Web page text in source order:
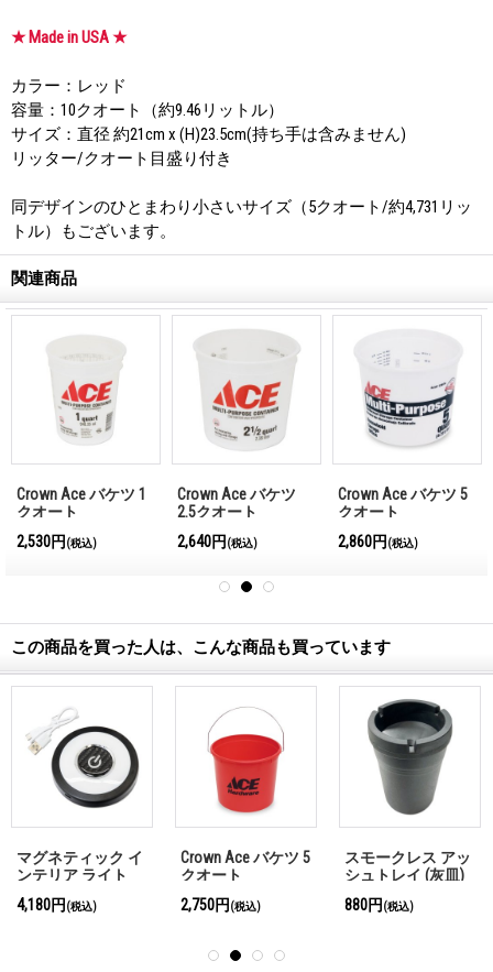
★ Made in USA ★
カラー：レッド
容量：10クオート（約9.46リットル）
サイズ：直径 約21cm x (H)23.5cm(持ち手は含みません)
リッター/クオート目盛り付き
同デザインのひとまわり小さいサイズ（5クオート/約4,731リッ
トル）もございます。
関連商品
Crown Ace バケツ 1
クオート
2,530円 (税込)
Crown Ace バケツ
2.5クオート
2,640円 (税込)
Crown Ace バケツ 5
クオート
2,860円 (税込)
この商品を買った人は、こんな商品も買っています
マグネティック イ
ンテリア ライト
4,180円 (税込)
Crown Ace バケツ 5
クオート
2,750円 (税込)
スモークレス アッ
シュトレイ (灰皿)
880円 (税込)